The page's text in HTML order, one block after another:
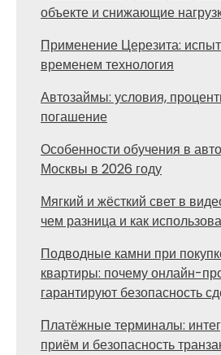
объекте и снижающие
Применение Церезита:
временем технология
Автозаймы: условия,
погашение
Особенности обучения в
Москвы в 2026 году
Мягкий и жёсткий свет в
чем разница и как
Подводные камни при
квартиры: почему онлайн-
гарантируют безопасность
Платёжные терминалы:
приём и безопасность